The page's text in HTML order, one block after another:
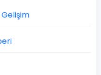
Gelişim